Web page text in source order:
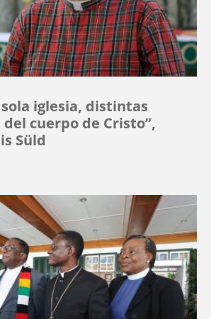
sola iglesia, distintas
cuerpo de Cristo”,
Süld